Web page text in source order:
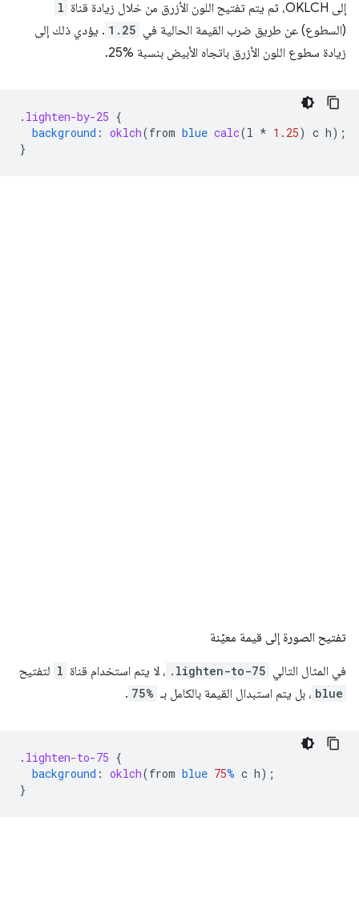
إلى OKLCH، ثم يتم تفتيح اللون الأزرق من خلال زيادة قناة l
(السطوع) عن طريق ضرب القيمة الحالية في 1.25 . يؤدي ذلك إلى
زيادة سطوع اللون الأزرق باتجاه الأبيض بنسبة ‎25%.
. lighten-by-25 {
background : oklch(from blue calc(l * 1.25) c h);
}
تفتيح الصورة إلى قيمة معيّنة
في المثال التالي .lighten-to-75 ، لا يتم استخدام قناة l لتفتيح
blue ، بل يتم استبدال القيمة بالكامل بـ 75%
.
. lighten-to-75 {
background : oklch(from blue 75% c h);
}